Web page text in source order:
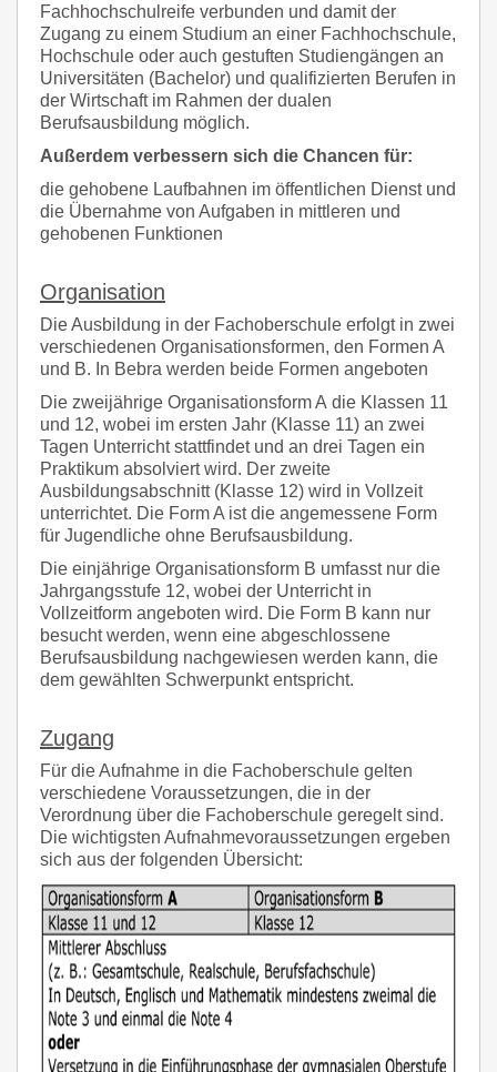
Fachhochschulreife verbunden und damit der
Zugang zu einem Studium an einer Fachhochschule,
Hochschule oder auch gestuften Studiengängen an
Universitäten (Bachelor) und qualifizierten Berufen in
der Wirtschaft im Rahmen der dualen
Berufsausbildung möglich.
Außerdem verbessern sich die Chancen für:
die gehobene Laufbahnen im öffentlichen Dienst und
die Übernahme von Aufgaben in mittleren und
gehobenen Funktionen
Organisation
Die Ausbildung in der Fachoberschule erfolgt in zwei
verschiedenen Organisationsformen, den Formen A
und B. In Bebra werden beide Formen angeboten
Die zweijährige Organisationsform A die Klassen 11
und 12, wobei im ersten Jahr (Klasse 11) an zwei
Tagen Unterricht stattfindet und an drei Tagen ein
Praktikum absolviert wird. Der zweite
Ausbildungsabschnitt (Klasse 12) wird in Vollzeit
unterrichtet. Die Form A ist die angemessene Form
für Jugendliche ohne Berufsausbildung.
Die einjährige Organisationsform B umfasst nur die
Jahrgangsstufe 12, wobei der Unterricht in
Vollzeitform angeboten wird. Die Form B kann nur
besucht werden, wenn eine abgeschlossene
Berufsausbildung nachgewiesen werden kann, die
dem gewählten Schwerpunkt entspricht.
Zugang
Für die Aufnahme in die Fachoberschule gelten
verschiedene Voraussetzungen, die in der
Verordnung über die Fachoberschule geregelt sind.
Die wichtigsten Aufnahmevoraussetzungen ergeben
sich aus der folgenden Übersicht: